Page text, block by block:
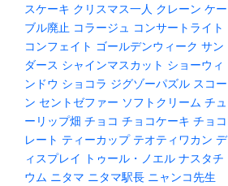
スケーキ クリスマス一人 クレーン ケー
ブル廃止 コラージュ コンサートライト
コンフェイト ゴールデンウィーク サン
ダース シャインマスカット ショーウィ
ンドウ ショコラ ジグゾーパズル スコー
ン セントゼファー ソフトクリーム チュ
ーリップ畑 チョコ チョコケーキ チョコ
レート ティーカップ テオティワカン デ
ィスプレイ トゥール・ノエル ナスタチ
ウム ニタマ ニタマ駅長 ニャンコ先生